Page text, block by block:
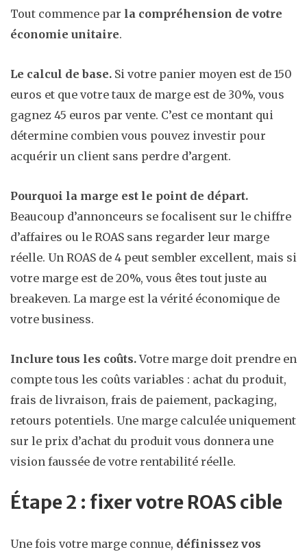
Tout commence par la compréhension de votre
économie unitaire.
Le calcul de base. Si votre panier moyen est de 150
euros et que votre taux de marge est de 30%, vous
gagnez 45 euros par vente. C’est ce montant qui
détermine combien vous pouvez investir pour
acquérir un client sans perdre d’argent.
Pourquoi la marge est le point de départ.
Beaucoup d’annonceurs se focalisent sur le chiffre
d’affaires ou le ROAS sans regarder leur marge
réelle. Un ROAS de 4 peut sembler excellent, mais si
votre marge est de 20%, vous êtes tout juste au
breakeven. La marge est la vérité économique de
votre business.
Inclure tous les coûts.Votre marge doit prendre en
compte tous les coûts variables : achat du produit,
frais de livraison, frais de paiement, packaging,
retours potentiels. Une marge calculée uniquement
sur le prix d’achat du produit vous donnera une
vision faussée de votre rentabilité réelle.
Étape 2 : fixer votre ROAS cible
Une fois votre marge connue, définissez vos